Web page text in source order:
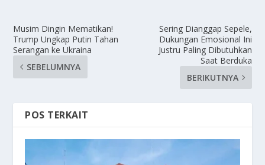
Musim Dingin Mematikan!
Trump Ungkap Putin Tahan
Serangan ke Ukraina
SEBELUMNYA
Sering Dianggap Sepele,
Dukungan Emosional Ini
Justru Paling Dibutuhkan
Saat Berduka
BERIKUTNYA
POS TERKAIT